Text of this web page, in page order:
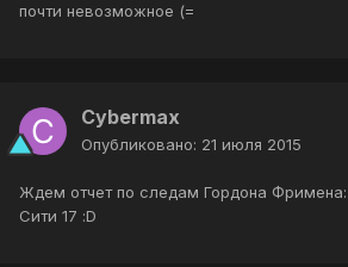
почти невозможное (=
Cybermax
Опубликовано: 21 июля 2015
Ждем отчет по следам Гордона
Сити 17 :D